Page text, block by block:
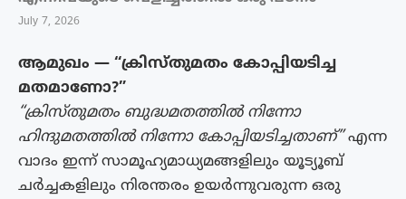
July 7, 2026
ആമുഖം — “ക്രിസ്തുമതം കോപ്പിയടിച്ച
മതമാണോ?”
“ക്രിസ്തുമതം ബുദ്ധമതത്തിൽ നിന്നോ
ഹിന്ദുമതത്തിൽ നിന്നോ കോപ്പിയടിച്ചതാണ്”എന്ന
വാദം ഇന്ന് സാമൂഹ്യമാധ്യമങ്ങളിലും യൂട്യൂബ്
ചർച്ചകളിലും നിരന്തരം ഉയർന്നുവരുന്ന ഒരു